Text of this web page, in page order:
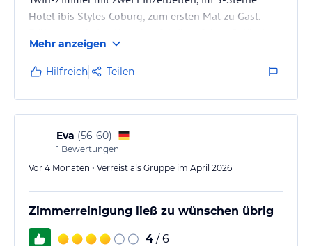
Hotel ibis Styles Coburg, zum ersten Mal zu Gast.
was sich im Hoteldesign, wie in der Wandgestaltung
der Zimmer, oft wiederfindet. Das noch neuwertige
Hotel befindet sich in der Nähe des Stadtzentrums
(zu Fuß 5 bis 10 Minuten), umgeben von mehreren
Seitenstraßen, dem Fluss Itz und einer Bahnlinie,
sowie der dahinter liegenden…
Mehr anzeigen
Hilfreich Teilen
Eva (56-60)
1 Bewertungen
Vor 4 Monaten • Verreist als Gruppe im April 2026
Zimmerreinigung ließ zu wünschen übrig
4 / 6